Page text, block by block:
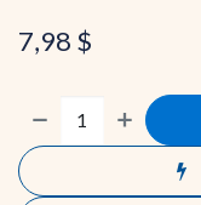
7,98 $